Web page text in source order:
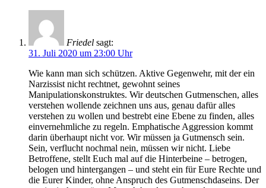
Friedel sagt:
31. Juli 2020 um 23:00 Uhr
Wie kann man sich schützen. Aktive Gegenwehr, mit der ein
Narzissist nicht rechtnet, gewohnt seines
Manipulationskonstruktes. Wir deutschen Gutmenschen, alles
verstehen wollende zeichnen uns aus, genau dafür alles
verstehen zu wollen und bestrebt eine Ebene zu finden, alles
einvernehmliche zu regeln. Emphatische Aggression kommt
darin überhaupt nicht vor. Wir müssen ja Gutmensch sein.
Sein, verflucht nochmal nein, müssen wir nicht. Liebe
Betroffene, stellt Euch mal auf die Hinterbeine – betrogen,
belogen und hintergangen – und steht ein für Eure Rechte und
die Eurer Kinder, ohne Anspruch des Gutmenschdaseins. Der